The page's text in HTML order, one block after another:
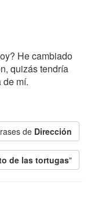
He cambiado
quizás tendría
de mí.
de Dirección
de las tortugas"